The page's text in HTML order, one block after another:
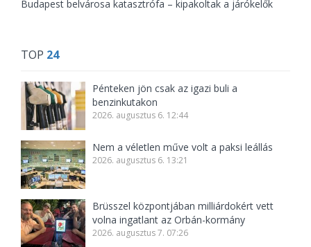
Budapest belvárosa katasztrófa – kipakoltak a járókelők
TOP 24
Pénteken jön csak az igazi buli a
benzinkutakon
2026. augusztus 6. 12:44
Nem a véletlen műve volt a paksi leállás
2026. augusztus 6. 13:21
Brüsszel központjában milliárdokért vett
volna ingatlant az Orbán-kormány
2026. augusztus 7. 07:26